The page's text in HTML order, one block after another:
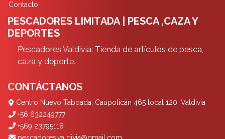
Contacto
PESCADORES LIMITADA | PESCA ,CAZA Y
DEPORTES
Pescadores Valdivia: Tienda de artículos de pesca,
caza y deporte.
CONTÁCTANOS
Centro Nuevo Taboada, Caupolicán 465 local 120, Valdivia
+56 632249777
+569 23795118